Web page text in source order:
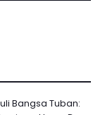
Bangsa Tuban: